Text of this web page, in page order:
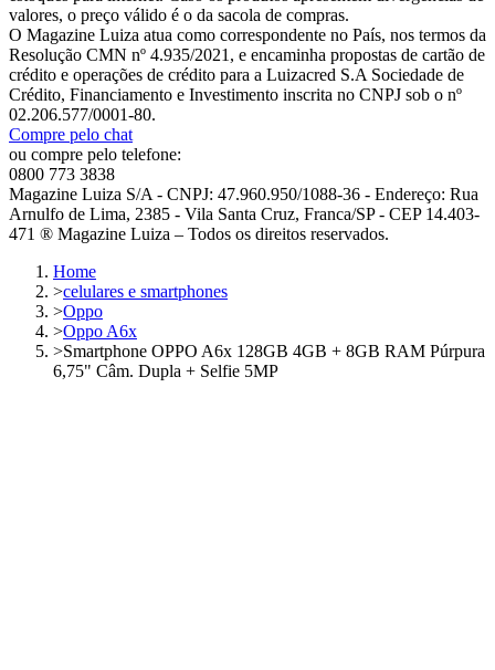
valores, o preço válido é o da sacola de compras.
O Magazine Luiza atua como correspondente no País, nos termos da
Resolução CMN nº 4.935/2021, e encaminha propostas de cartão de
crédito e operações de crédito para a Luizacred S.A Sociedade de
Crédito, Financiamento e Investimento inscrita no CNPJ sob o nº
02.206.577/0001-80.
Compre pelo chat
ou compre pelo telefone:
0800 773 3838
Magazine Luiza S/A - CNPJ: 47.960.950/1088-36 - Endereço: Rua
Arnulfo de Lima, 2385 - Vila Santa Cruz, Franca/SP - CEP 14.403-
471 ® Magazine Luiza – Todos os direitos reservados.
Home
>celulares e smartphones
>Oppo
>Oppo A6x
>Smartphone OPPO A6x 128GB 4GB + 8GB RAM Púrpura
6,75" Câm. Dupla + Selfie 5MP